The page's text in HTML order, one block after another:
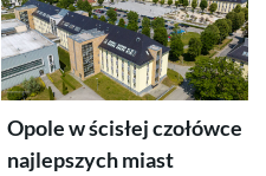
Opole w ścisłej czołówce
najlepszych miast